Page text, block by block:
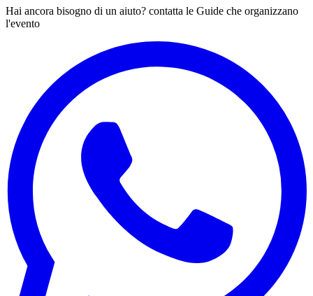
Hai ancora bisogno di un aiuto? contatta le Guide che organizzano
l'evento